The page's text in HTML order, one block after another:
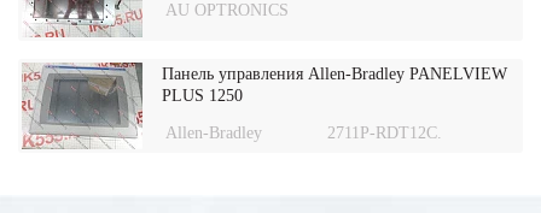
AU OPTRONICS
Панель управления Allen-Bradley PANELVIEW
PLUS 1250
Allen-Bradley 2711P-RDT12C.